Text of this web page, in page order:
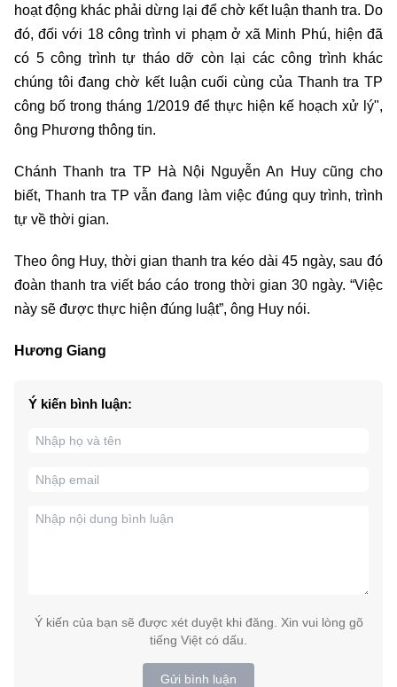
hoạt động khác phải dừng lại để chờ kết luận thanh tra. Do
đó, đối với 18 công trình vi phạm ở xã Minh Phú, hiện đã
có 5 công trình tự tháo dỡ còn lại các công trình khác
chúng tôi đang chờ kết luận cuối cùng của Thanh tra TP
công bố trong tháng 1/2019 để thực hiện kế hoạch xử lý",
ông Phương thông tin.
Chánh Thanh tra TP Hà Nội Nguyễn An Huy cũng cho
biết, Thanh tra TP vẫn đang làm việc đúng quy trình, trình
tự về thời gian.
Theo ông Huy, thời gian thanh tra kéo dài 45 ngày, sau đó
đoàn thanh tra viết báo cáo trong thời gian 30 ngày. “Việc
này sẽ được thực hiện đúng luật”, ông Huy nói.
Hương Giang
Ý kiến bình luận:
Ý kiến của bạn sẽ được xét duyệt khi đăng. Xin vui lòng gõ
tiếng Việt có dấu.
Gửi bình luận